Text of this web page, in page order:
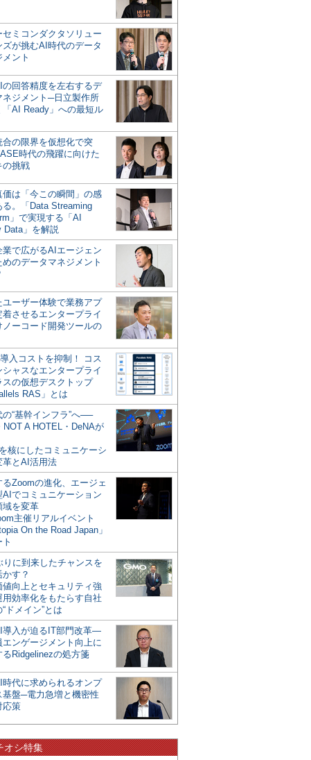
セミコンダクタソリュー
ズが挑むAI時代のデータ
メント
の回答精度を左右するデ
ネジメント─日立製作所
「AI Ready」への最短ル
合の限界を仮想化で突
時代の飛躍に向けた
の挑戦
価は「今この瞬間」の感
る。「Data Streaming
」で実現する「AI
Data」を解説
業で広がるAIエージェン
めのデータマネジメント
ユーザー体験で業務アプ
着させるエンタープライ
ノーコード開発ツールの
入コストを抑制！ コス
シャスなエンタープライ
スの仮想デスクトップ
RAS」とは
“基幹インフラ”へ──
NOT A HOTEL・DeNAが
核にしたコミュニケーシ
革とAI活用法
るZoomの進化、エージェ
AIでコミュニケーション
域を変革
主催リアルイベント
On the Road Japan」
りに到来したチャンスを
かす？
値向上とセキュリティ強
用効率化をもたらす自社
ドメイン”とは
導入が迫るIT部門改革―
エンゲージメント向上に
るRidgelinezの処方箋
時代に求められるオンプ
基盤─電力急増と機密性
応策
オシ特集